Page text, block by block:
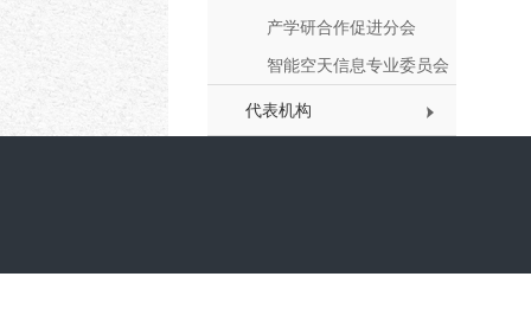
产学研合作促进分会
智能空天信息专业委员会
代表机构